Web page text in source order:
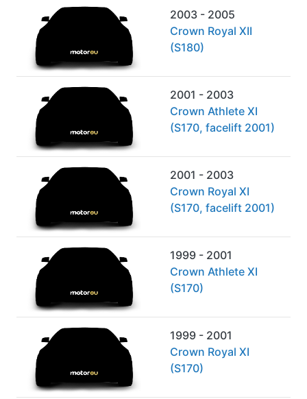
2003 - 2005
Crown Royal XII
(S180)
2001 - 2003
Crown Athlete XI
(S170, facelift 2001)
2001 - 2003
Crown Royal XI
(S170, facelift 2001)
1999 - 2001
Crown Athlete XI
(S170)
1999 - 2001
Crown Royal XI
(S170)